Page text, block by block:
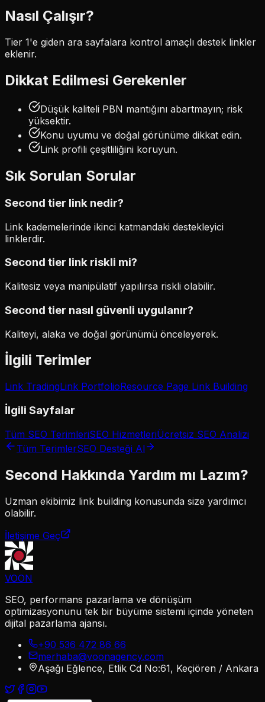
Nasıl Çalışır?
Tier 1'e giden ara sayfalara kontrol amaçlı destek linkler
eklenir.
Dikkat Edilmesi Gerekenler
Düşük kaliteli PBN mantığını abartmayın; risk
yüksektir.
Konu uyumu ve doğal görünüme dikkat edin.
Link profili çeşitliliğini koruyun.
Sık Sorulan Sorular
Second tier link nedir?
Link kademelerinde ikinci katmandaki destekleyici
linklerdir.
Second tier link riskli mi?
Kalitesiz veya manipülatif yapılırsa riskli olabilir.
Second tier nasıl güvenli uygulanır?
Kaliteyi, alaka ve doğal görünümü önceleyerek.
İlgili Terimler
Link TradingLink PortfolioResource Page Link Building
İlgili Sayfalar
Tüm SEO TerimleriSEO HizmetleriÜcretsiz SEO Analizi
Tüm TerimlerSEO Desteği Al
Second Hakkında Yardım mı Lazım?
Uzman ekibimiz link building konusunda size yardımcı
olabilir.
İletişime Geç
VOON
SEO, performans pazarlama ve dönüşüm
optimizasyonunu tek bir büyüme sistemi içinde yöneten
dijital pazarlama ajansı.
+90 536 472 86 66
merhaba@voonagency.com
Aşağı Eğlence, Etlik Cd No:61, Keçiören / Ankara